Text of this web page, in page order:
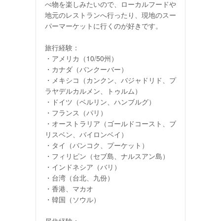
べ物を楽しみたいので、ローカルフードや
地元のレストランへ行ったり、現地のスー
パーマーケットに行くのが好きです。
旅行経験：
・アメリカ（10/50州）
・カナダ（バンクーバー）
・メキシコ（カンクン、バジャドリド、プ
ラヤデルカルメン、トゥルム）
・ドイツ（ベルリン、ハンブルグ）
・フランス（パリ）
・オーストラリア（ゴールドコースト、ブ
リスベン、バイロンベイ）
・タイ（バンコク、プーケット）
・フィリピン（セブ島、ナルスアン島）
・インドネシア（バリ）
・台湾（台北、九份）
・香港、マカオ
・韓国（ソウル）